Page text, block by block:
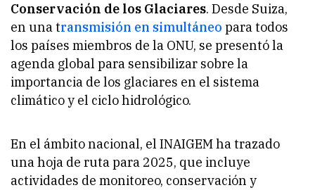
Conservación de los Glaciares. Desde Suiza,
en una transmisión en simultáneo para todos
los países miembros de la ONU, se presentó la
agenda global para sensibilizar sobre la
importancia de los glaciares en el sistema
climático y el ciclo hidrológico.
En el ámbito nacional, el INAIGEM ha trazado
una hoja de ruta para 2025, que incluye
actividades de monitoreo, conservación y